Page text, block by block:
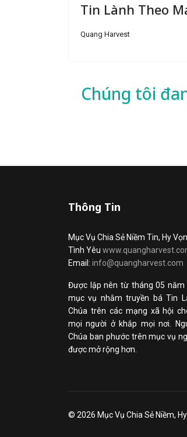
Tin Lành Theo
Quang Harvest
Chúng tôi
Thông Tin
Mục Vụ Chia Sẻ Niềm Tin, Hy
Tình Yêu
Email: info@quangharvest.com
Được lập nên từ tháng 05 năm
mục vụ nhằm truyền bá Tin
Chúa trên các mạng xã hội
mọi người ở khắp mọi nơi.
Chúa ban phước trên mục vụ
được mở rộng hơn.
© 2026 Mục Vụ Chia Sẻ Niềm,